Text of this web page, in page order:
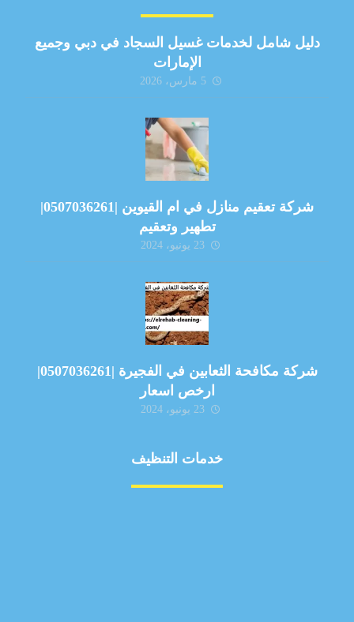
دليل شامل لخدمات غسيل السجاد في دبي وجميع
الإمارات
5 مارس، 2026
شركة تعقيم منازل في ام القيوين |0507036261|
تطهير وتعقيم
23 يونيو، 2024
شركة مكافحة الثعابين في الفجيرة |0507036261|
ارخص اسعار
23 يونيو، 2024
خدمات التنظيف